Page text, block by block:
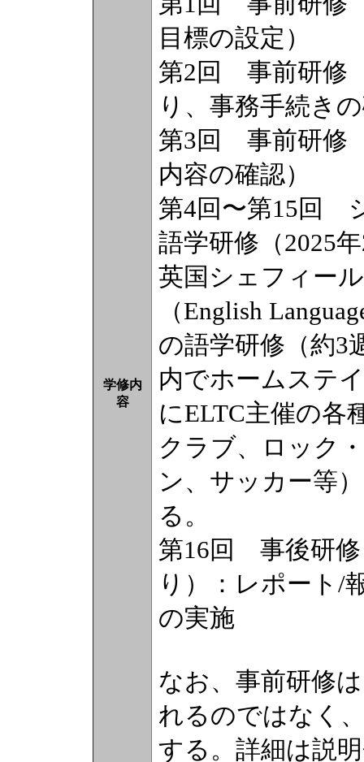
学修内
容
目標の設定）
第2回 事前研修
り、事務手続き
第3回 事前研修
内容の確認）
第4回〜第15回
語学研修（2025
英国シェフィー
（English
の語学研修（約3
内でホームステ
にELTC主催の各
クラブ、ロック
ン、サッカー等
る。
第16回 事後研修
り）：レポート/
の実施
なお、事前研修
れるのではなく
する。詳細は説